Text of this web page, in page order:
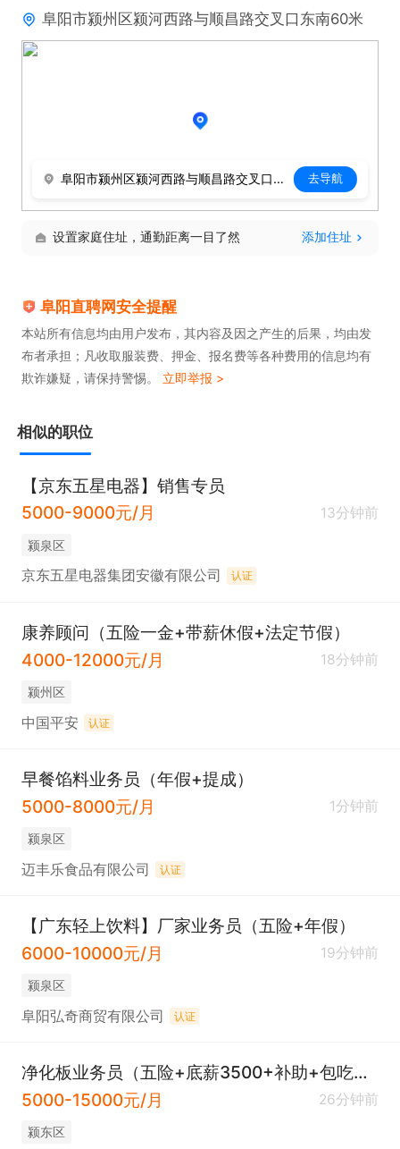
阜阳市颍州区颍河西路与顺昌路交叉口东南60米
阜阳市颍州区颍河西路与顺昌路交叉口东南60米 去导航
设置家庭住址，通勤距离一目了然 添加住址
阜阳直聘网安全提醒
本站所有信息均由用户发布，其内容及因之产生的后果，均由发
布者承担；凡收取服装费、押金、报名费等各种费用的信息均有
欺诈嫌疑，请保持警惕。 立即举报 >
相似的职位
【京东五星电器】销售专员
5000-9000元/月
13分钟前
颍泉区
京东五星电器集团安徽有限公司 认证
康养顾问（五险一金+带薪休假+法定节假）
4000-12000元/月
18分钟前
颍州区
中国平安 认证
早餐馅料业务员（年假+提成）
5000-8000元/月
1分钟前
颍泉区
迈丰乐食品有限公司 认证
【广东轻上饮料】厂家业务员（五险+年假）
6000-10000元/月
19分钟前
颍泉区
阜阳弘奇商贸有限公司 认证
净化板业务员（五险+底薪3500+补助+包吃住）
5000-15000元/月
26分钟前
颍东区